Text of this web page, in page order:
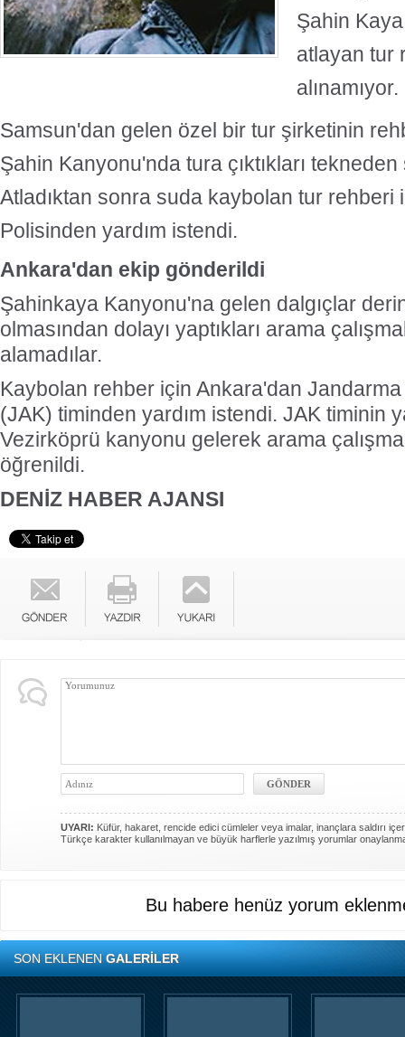
Şahin
atlayan tur
alınamıyor.
Samsun'dan gelen özel bir tur şirketinin
Şahin Kanyonu'nda tura çıktıkları tekneden
Atladıktan sonra suda kaybolan tur rehberi
Polisinden yardım istendi.
Ankara'dan ekip gönderildi
Şahinkaya Kanyonu'na gelen dalgıçlar
olmasından dolayı yaptıkları arama
alamadılar.
Kaybolan rehber için Ankara'dan
(JAK) timinden yardım istendi. JAK timinin
Vezirköprü kanyonu gelerek arama
öğrenildi.
DENİZ HABER AJANSI
UYARI: Küfür, hakaret, rencide edici cümleler veya imalar, inançlara saldırı
Türkçe karakter kullanılmayan ve büyük harflerle yazılmış yorumlar
Bu habere henüz yorum
SON EKLENENGALERİLER